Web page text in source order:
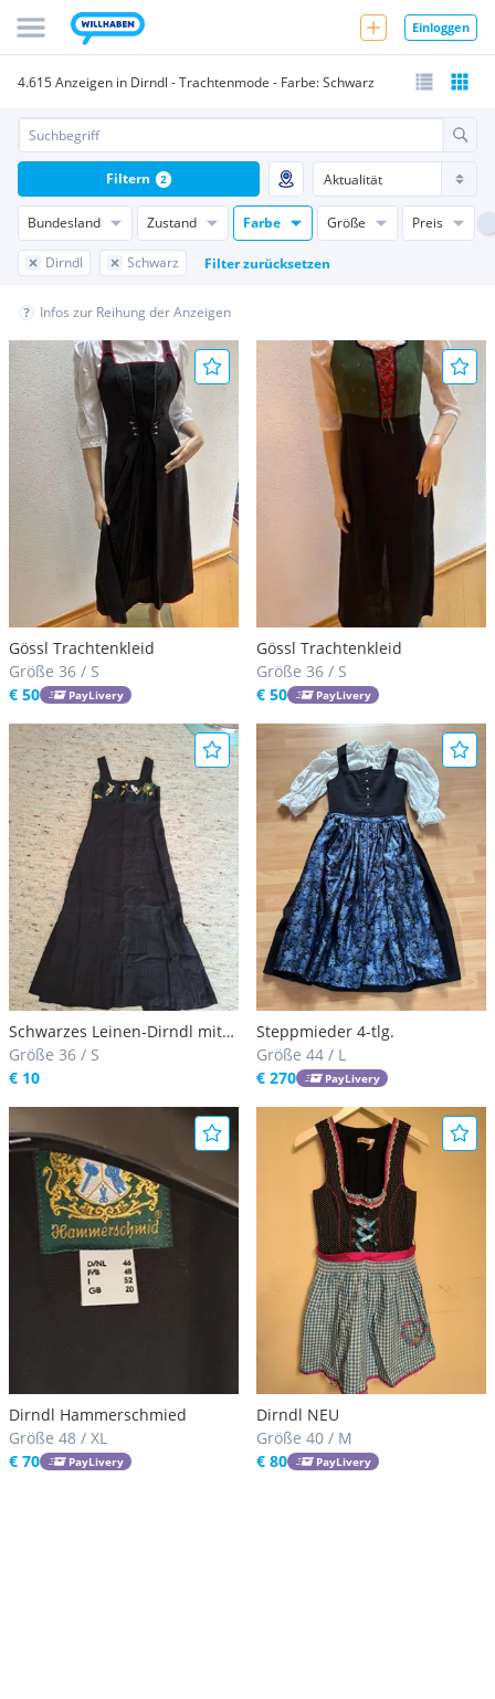
Einloggen
4.615 Anzeigen in Dirndl - Trachtenmode - Farbe: Schwarz
Bundesland Zustand Farbe Größe Preis
Dirndl Schwarz Filter zurücksetzen
Filtern 2
Infos zur Reihung der Anzeigen
Gössl Trachtenkleid
Größe 36 / S
€ 50
PayLivery
Gössl Trachtenkleid
Größe 36 / S
€ 50
PayLivery
Schwarzes Leinen-Dirndl mit
Vögel
Größe 36 / S
€ 10
Steppmieder 4-tlg.
Größe 44 / L
€ 270
PayLivery
Dirndl Hammerschmied
Größe 48 / XL
€ 70
PayLivery
Dirndl NEU
Größe 40 / M
€ 80
PayLivery